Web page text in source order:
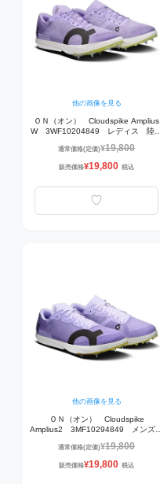
他の画像を見る
ＯＮ（オン） Cloudspike Amplius
W 3WF10204849 レディス 陸上
【10,000mまでの陸上トラックレー
ス】
通常価格(定価)¥19,800
販売価格¥19,800 税込
他の画像を見る
ＯＮ（オン） Cloudspike
Amplius2 3MF10294849 メンズ
離10,000mまでの陸上トラックレー
ス】
通常価格(定価)¥19,800
販売価格¥19,800 税込